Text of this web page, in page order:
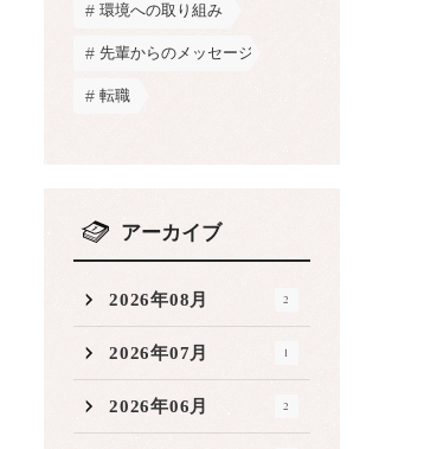
環境への取り組み
先輩からのメッセージ
転職
アーカイブ
2026年08月 2
2026年07月 1
2026年06月 2